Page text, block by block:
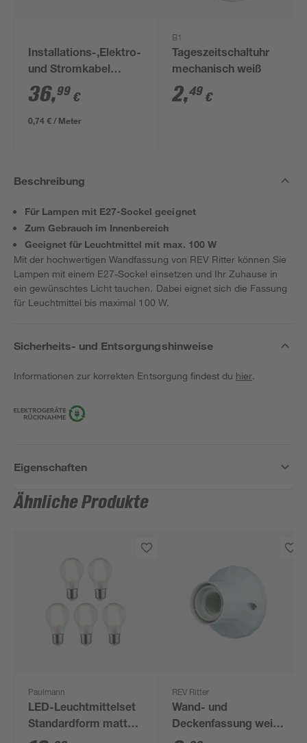
Installations-,Elektro-
und Stromkabel
NYM-J 3x1,5mm² 50
m
36,99 €
0,74 € / Meter
B1
Tageszeitschaltuhr
mechanisch weiß
2,49 €
Beschreibung
Für Lampen mit E27-Sockel geeignet
Zum Gebrauch im Innenbereich
Geeignet für Leuchtmittel mit max. 100 W
Mit der hochwertigen Wandfassung von REV Ritter können Sie
Lampen mit einem E27-Sockel einsetzen und Ihr Zuhause in
ein gewünschtes Licht tauchen. Dabei eignet sich die Fassung
für Leuchtmittel bis maximal 100 W.
Sicherheits- und Entsorgungshinweise
Informationen zur korrekten Entsorgung findest du hier.
Eigenschaften
Ähnliche Produkte
Paulmann
LED-Leuchtmittelset
Standardform matt
REV Ritter
Wand- und
Deckenfassung weiß